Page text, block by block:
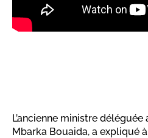
L’ancienne ministre
Mbarka Bouaida, a expliqué